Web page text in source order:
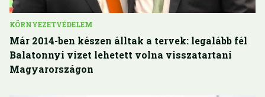
KÖRNYEZETVÉDELEM
Már 2014-ben készen álltak a tervek: legalább fél
Balatonnyi vizet lehetett volna visszatartani
Magyarországon